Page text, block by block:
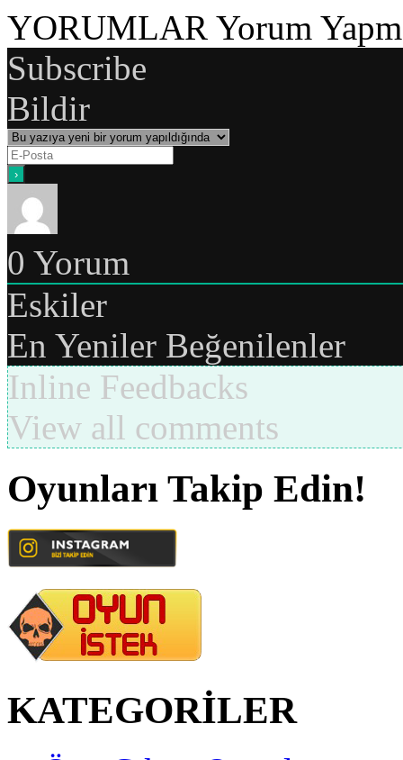
YORUMLAR Yorum
Subscribe
Bildir
0 Yorum
Eskiler
En Yeniler Beğenilenler
Inline Feedbacks
View all comments
Oyunları Takip Edin!
KATEGORİLER